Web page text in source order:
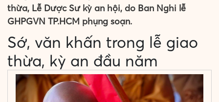
thừa, Lễ Dược Sư kỳ an hội, do Ban Nghi lễ
GHPGVN TP.HCM phụng soạn.
Sớ, văn khấn trong lễ giao
thừa, kỳ an đầu năm